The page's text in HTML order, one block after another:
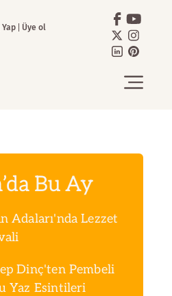
Üye ol
Bu Ay
Adaları'nda Lezzet
Dinç'ten Pembeli
Yaz Esintileri